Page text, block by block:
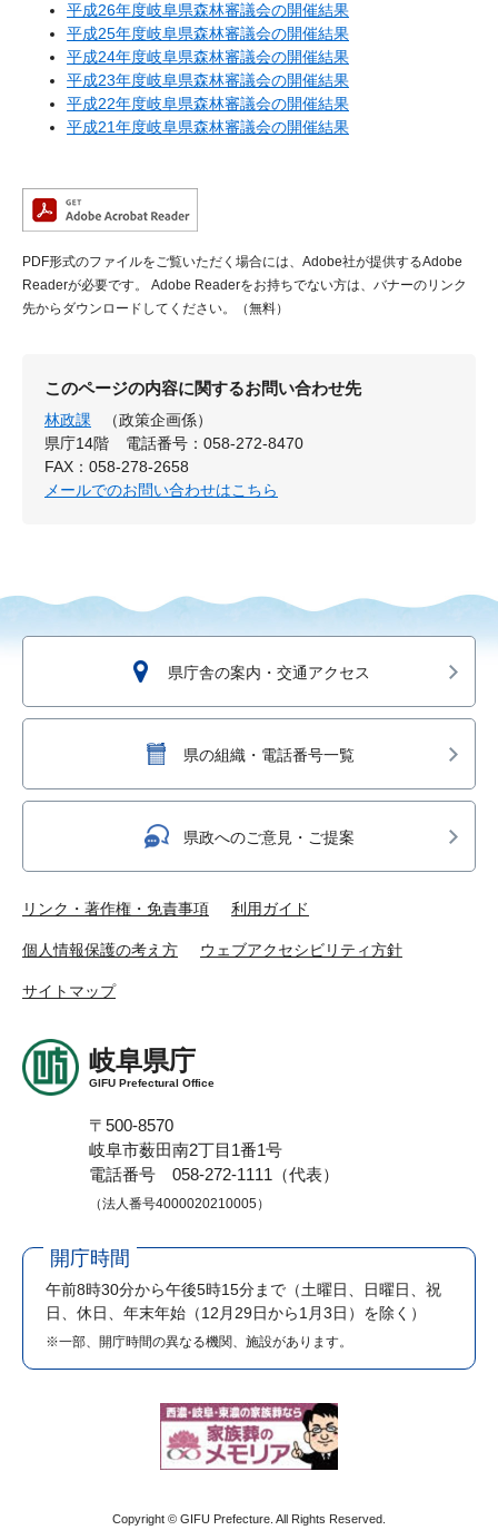
平成26年度岐阜県森林審議会の開催結果
平成25年度岐阜県森林審議会の開催結果
平成24年度岐阜県森林審議会の開催結果
平成23年度岐阜県森林審議会の開催結果
平成22年度岐阜県森林審議会の開催結果
平成21年度岐阜県森林審議会の開催結果
PDF形式のファイルをご覧いただく場合には、Adobe社が提供するAdobe
Readerが必要です。
Adobe Readerをお持ちでない方は、バナーのリンク
先からダウンロードしてください。（無料）
このページの内容に関するお問い合わせ先
林政課
（政策企画係）
県庁14階
電話番号：058-272-8470
FAX：058-278-2658
メールでのお問い合わせはこちら
県庁舎の案内・交通アクセス
県の組織・電話番号一覧
県政へのご意見・ご提案
リンク・著作権・免責事項 利用ガイド
個人情報保護の考え方 ウェブアクセシビリティ方針
サイトマップ
岐阜県庁
GIFU Prefectural Office
〒500-8570
岐阜市薮田南2丁目1番1号
電話番号 058-272-1111（代表）
（法人番号4000020210005）
開庁時間
午前8時30分から午後5時15分まで （土曜日、日曜日、祝
日、休日、年末年始（12月29日から1月3日）を除く）
※一部、開庁時間の異なる機関、施設があります。
Copyright © GIFU Prefecture. All Rights Reserved.